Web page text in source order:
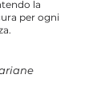
la
per ogni